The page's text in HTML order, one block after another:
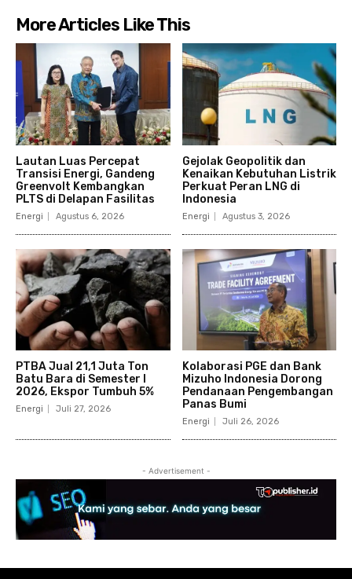
More Articles Like This
Lautan Luas Percepat
Transisi Energi, Gandeng
Greenvolt Kembangkan
PLTS di Delapan Fasilitas
Energi Agustus 6, 2026
Gejolak Geopolitik dan
Kenaikan Kebutuhan Listrik
Perkuat Peran LNG di
Indonesia
Energi Agustus 3, 2026
PTBA Jual 21,1 Juta Ton
Batu Bara di Semester I
2026, Ekspor Tumbuh 5%
Energi Juli 27, 2026
Kolaborasi PGE dan Bank
Mizuho Indonesia Dorong
Pendanaan Pengembangan
Panas Bumi
Energi Juli 26, 2026
- Advertisement -